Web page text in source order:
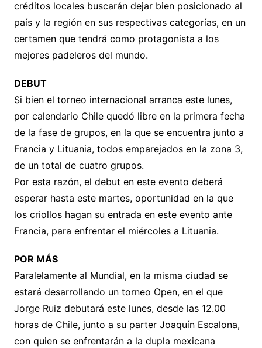
créditos locales buscarán dejar bien posicionado al
país y la región en sus respectivas categorías, en un
certamen que tendrá como protagonista a los
mejores padeleros del mundo.
DEBUT
Si bien el torneo internacional arranca este lunes,
por calendario Chile quedó libre en la primera fecha
de la fase de grupos, en la que se encuentra junto a
Francia y Lituania, todos emparejados en la zona 3,
de un total de cuatro grupos.
Por esta razón, el debut en este evento deberá
esperar hasta este martes, oportunidad en la que
los criollos hagan su entrada en este evento ante
Francia, para enfrentar el miércoles a Lituania.
POR MÁS
Paralelamente al Mundial, en la misma ciudad se
estará desarrollando un torneo Open, en el que
Jorge Ruiz debutará este lunes, desde las 12.00
horas de Chile, junto a su parter Joaquín Escalona,
con quien se enfrentarán a la dupla mexicana